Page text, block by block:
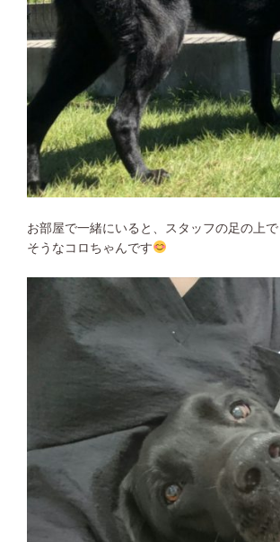
お部屋で一緒にいると、スタッフの足の上
そうなコロちゃんです